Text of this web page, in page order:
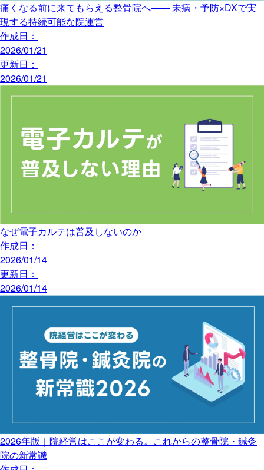
痛くなる前に来てもらえる整骨院へ—— 未病・予防×DXで実
現する持続可能な院運営
作成日：
2026/01/21
更新日：
2026/01/21
なぜ電子カルテは普及しないのか
作成日：
2026/01/14
更新日：
2026/01/14
2026年版｜院経営はここが変わる。これからの整骨院・鍼灸
院の新常識